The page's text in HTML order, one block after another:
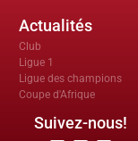
Actualités
Club
Ligue 1
Ligue des champions
Coupe d'Afrique
Suivez-nous!